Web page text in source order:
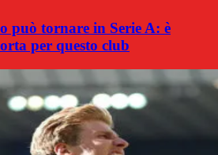
può tornare in Serie A: è
per questo club